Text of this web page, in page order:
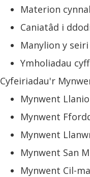
Materion
Caniatâd i
Manylion y
Ymholiadau
Cyfeiriadau'r
Mynwent
Mynwent
Mynwent
Mynwent San
Mynwent Cil-